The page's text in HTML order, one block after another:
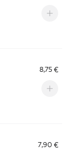
8,75 €
7,90 €